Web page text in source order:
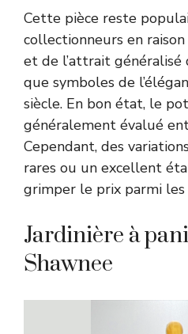
Cette pièce reste
collectionneurs en
et de l’attrait généralisé
que symboles de
siècle. En bon état, le
généralement évalué
Cependant, des
rares ou un excellent
grimper le prix parmi
Jardinière à
Shawnee